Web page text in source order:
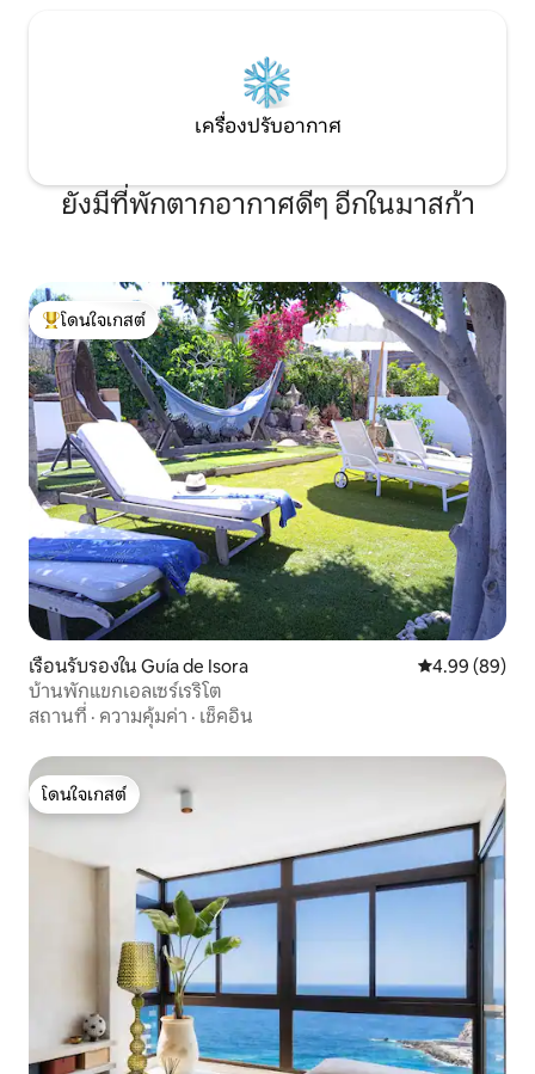
เครื่องปรับอากาศ
ยังมีที่พักตากอากาศดีๆ อีกในมาสก้า
โดนใจเกสต์ที่สุด
โดนใจเกสต์
เรือนรับรองใน Guía de Isora คะแนนเฉลี่ย
4.99 (89)
บ้านพักแขกเอลเซร์เรริโต
สถานที่ · ความคุ้มค่า · เช็คอิน
โดนใจเกสต์
โดนใจเกสต์